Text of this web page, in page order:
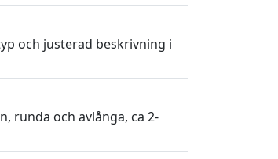
och justerad beskrivning i
runda och avlånga, ca 2-